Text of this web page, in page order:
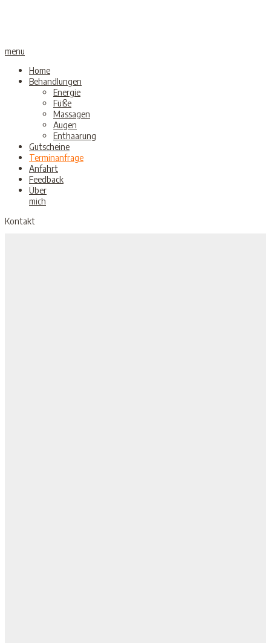
menu
Home
Behandlungen
Energie
Füße
Massagen
Augen
Enthaarung
Gutscheine
Terminanfrage
Anfahrt
Feedback
Über
mich
Kontakt